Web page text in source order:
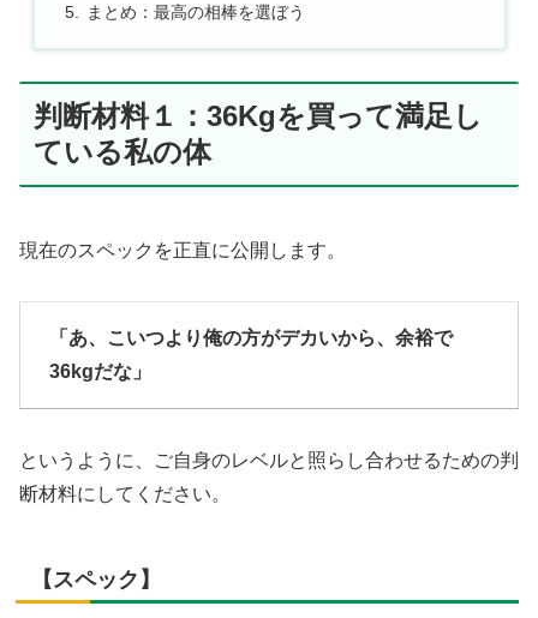
まとめ：最高の相棒を選ぼう
判断材料１：36Kgを買って満足し
ている私の体
現在のスペックを正直に公開します。
「あ、こいつより俺の方がデカいから、余裕で
36kgだな」
というように、ご自身のレベルと照らし合わせるための判
断材料にしてください。
【スペック】